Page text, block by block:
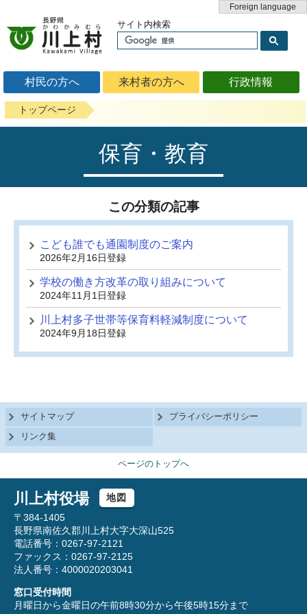
Foreign language
村民の方へ 来村者の方へ 行政情報
サイト内検索
トップページ
保育・教育
この分類の記事
こども誰でも通園制度のご案内
2026年2月16日登録
学校の働き方改革の取り組みについて
2024年11月1日登録
川上村多子世帯等保育料軽減制度について
2024年9月18日登録
サイトマップ
プライバシーポリシー
リンク集
ページのトップへ
川上村役場
地図
〒384-1405
長野県南佐久郡川上村大字大深山525
電話番号：0267-97-2121
ファックス：0267-97-2125
法人番号：4000020203041
窓口受付時間
月曜日から金曜日の午前8時30分から午後5時15分まで